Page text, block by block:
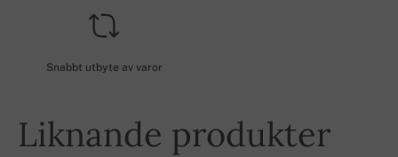
Snabbt utbyte av varor
Liknande produkter